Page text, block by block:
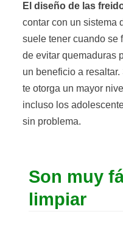
El diseño de las
contar con un sistema
suele tener cuando se
de evitar quemaduras
un beneficio a
te otorga un mayor
incluso los
sin problema.
Son muy
limpiar